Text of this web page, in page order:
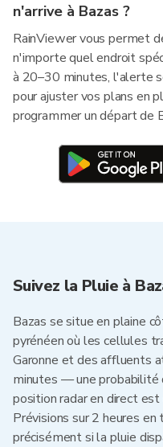
n'arrive à Bazas ?
RainViewer vous permet
n'importe quel endroit
à 20–30 minutes, l'alerte
pour ajuster vos plans en
programmer un départ de
Suivez la Pluie à
Bazas se situe en plaine
pyrénéen où les cellules
Garonne et des affluents
minutes — une probabilité
position radar en direct
Prévisions sur 2 heures
précisément si la pluie